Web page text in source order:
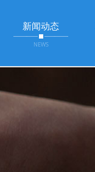
新闻动态
NEWS